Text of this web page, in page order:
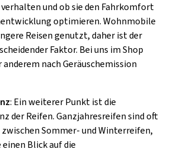
und ob sie den Fahrkomfort
optimieren. Wohnmobile
Reisen genutzt, daher ist der
Faktor. Bei uns im Shop
nach Geräuschemission
: Ein weiterer Punkt ist die
der Reifen. Ganzjahresreifen sind oft
Sommer- und Winterreifen,
Blick auf die